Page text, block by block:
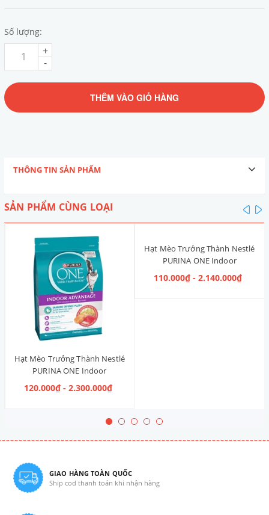
Số lượng:
-
+
THÊM VÀO GIỎ HÀNG
THÔNG TIN SẢN PHẨM
SẢN PHẨM CÙNG LOẠI
Hạt Mèo Trưởng Thành Nestlé
PURINA ONE Indoor
Advantage Salmon & Tuna [Vị
Cá Hồi & Cá Ngừ]
120.000₫ - 2.300.000₫
Hạt Mèo Trưởng Thành Nestlé
PURINA ONE Indoor
Advantage [Vị Gà]
110.000₫ - 2.140.000₫
GIAO HÀNG TOÀN QUỐC
Ship cod thanh toán khi nhận hàng